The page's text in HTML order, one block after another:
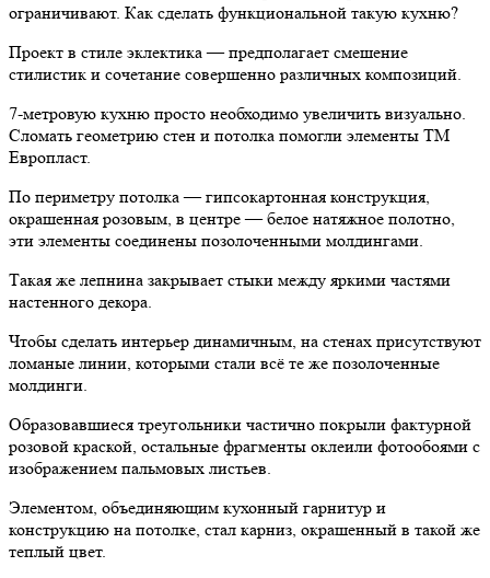
ограничивают. Как сделать функциональной такую кухню?
Проект в стиле эклектика — предполагает смешение
стилистик и сочетание совершенно различных композиций.
7-метровую кухню просто необходимо увеличить визуально.
Сломать геометрию стен и потолка помогли элементы ТМ
Европласт.
По периметру потолка — гипсокартонная конструкция,
окрашенная розовым, в центре — белое натяжное полотно,
эти элементы соединены позолоченными молдингами.
Такая же лепнина закрывает стыки между яркими частями
настенного декора.
Чтобы сделать интерьер динамичным, на стенах присутствуют
ломаные линии, которыми стали всё те же позолоченные
молдинги.
Образовавшиеся треугольники частично покрыли фактурной
розовой краской, остальные фрагменты оклеили фотообоями с
изображением пальмовых листьев.
Элементом, объединяющим кухонный гарнитур и
конструкцию на потолке, стал карниз, окрашенный в такой же
теплый цвет.